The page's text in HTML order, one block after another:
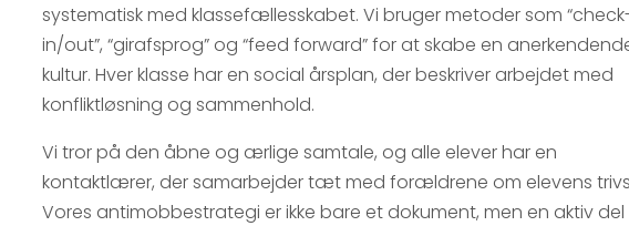
systematisk med klassefællesskabet. Vi bruger metoder som
in/out”, “girafsprog” og “feed forward” for at skabe en
kultur. Hver klasse har en social årsplan, der beskriver arbejdet med
konfliktløsning og sammenhold.
Vi tror på den åbne og ærlige samtale, og alle elever har en
kontaktlærer, der samarbejder tæt med forældrene om elevens
Vores antimobbestrategi er ikke bare et dokument, men en aktiv